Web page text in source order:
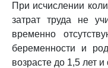
При исчислении
затрат труда не
временно
беременности и
возрасте до 1,5 лет и